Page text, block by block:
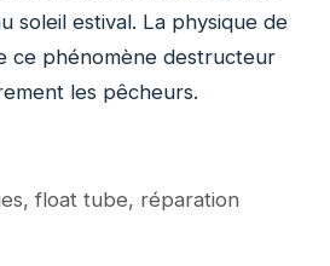
soleil estival. La physique de
ce phénomène destructeur
les pêcheurs.
,float tube, réparation